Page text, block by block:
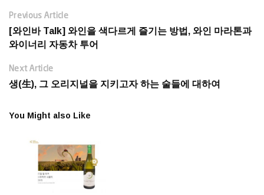
Previous Article
[와인바 Talk] 와인을 색다르게 즐기는 방법, 와인 마라톤과
와이너리 자동차 투어
Next Article
생(生), 그 오리지널을 지키고자 하는 술들에 대하여
You Might also Like